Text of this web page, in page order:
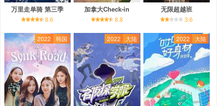
万里走单骑 第三季
8.6
加拿大Check-in
8.8
无限超越班
3.6
2022 韩国 2022 大陆 2022 大陆